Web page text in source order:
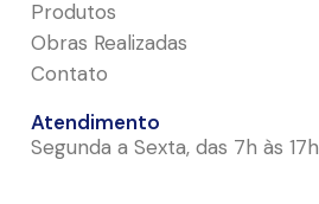
Produtos
Obras Realizadas
Contato
Atendimento
Segunda a Sexta, das 7h às 17h